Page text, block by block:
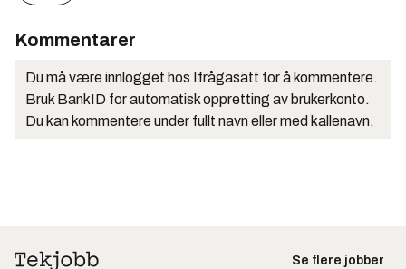
Kommentarer
Du må være innlogget hos Ifrågasätt for å kommentere.
Bruk BankID for automatisk oppretting av brukerkonto.
Du kan kommentere under fullt navn eller med kallenavn.
Se flere jobber